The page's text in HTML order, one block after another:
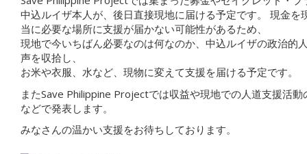
中込ルイザ本人が、後日直接現地に届ける予定です。 現金を
当に必要な場所に支援が届かない可能性があるため、
現地で今いちばん必要なのは何なのか、中込ルイザの政治的
声を収拾し、
お米や衣服、水など、現物に変えて支援を届ける予定です。
またSave Philippine Projectでは収益や現地での人道支援活
などで発表します。
みなさんの温かい支援をお待ちしております。